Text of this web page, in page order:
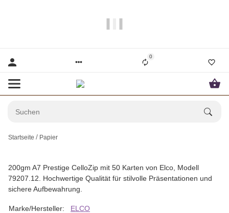
0
Startseite Papier
200gm A7 Prestige CelloZip mit 50 Karten von Elco, Modell
79207.12. Hochwertige Qualität für stilvolle Präsentationen und
sichere Aufbewahrung.
Marke/Hersteller:
ELCO